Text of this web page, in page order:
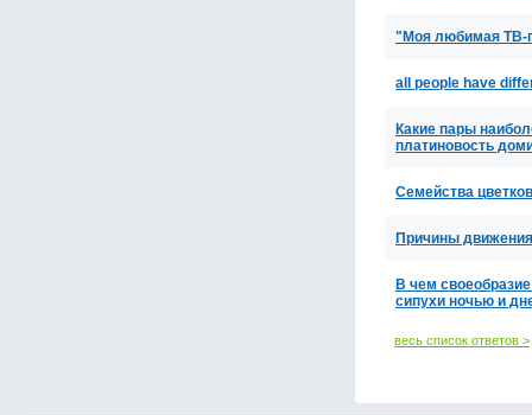
"Моя любимая ТВ-
all people have
Какие пары
платиновость
Семейства
Причины
В чем
сипухи ночью и
весь список ответов >